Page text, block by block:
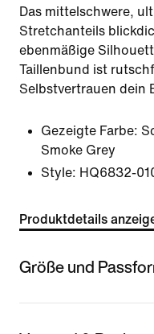
Das mittelschwere,
Stretchanteils
ebenmäßige
Taillenbund ist
Selbstvertrauen dein
Gezeigte Farbe:
Smoke Grey
Style: HQ6832-
Produktdetails
Größe und